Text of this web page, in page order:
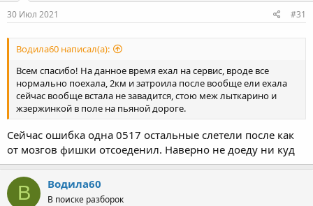
Перед тем как искать электрика сделайте вот что - из куска
замыкаете вручную в блоке 30 и 87 контакт , пропелер должен
крутить. вытаскиваете HIGH FAN и опять замыкаете вручную в
блоке 30 и 87 контакт.
Если не крутит 1 или 2 скорость то радуетесь, нашли проблему,
скорее всего впояете новые счётки и будете радоваться, если в
обоих вариантах будет крутить то там уже сложнее ...
30 Июл 2021 #31
Водила60 написал(а):
Всем спасибо! На данное время ехал на сервис, вроде все
нормально поехала, 2км и затроила после вообще ели ехала
сейчас вообще встала не завадится, стою меж лыткарино и
жзержинкой в поле на пьяной дороге.
Сейчас ошибка одна 0517 остальные слетели после как
от мозгов фишки отсоеденил. Наверно не доеду ни куд
В Водила60
В поиске разборок